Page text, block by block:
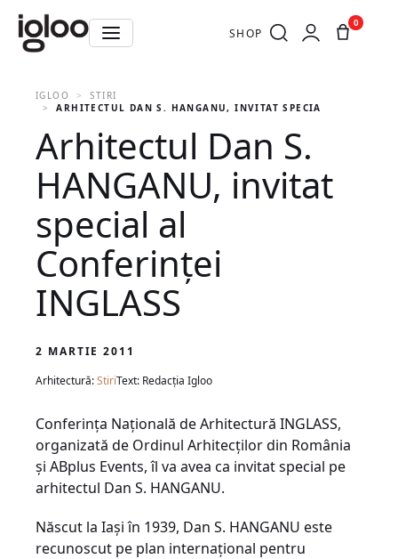
SHOP
0
IGLOO
STIRI
ARHITECTUL DAN S. HANGANU, INVITAT SPECIAL AL
Arhitectul Dan S.
HANGANU, invitat
special al
Conferinţei
INGLASS
2 MARTIE 2011
Arhitectură:StiriText: Redacția Igloo
Conferinţa Naţională de Arhitectură INGLASS,
organizată de Ordinul Arhitecţilor din România
şi ABplus Events, îl va avea ca invitat special pe
arhitectul Dan S. HANGANU.
Născut la Iaşi în 1939, Dan S. HANGANU este
recunoscut pe plan internaţional pentru